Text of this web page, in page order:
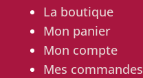
La boutique
Mon panier
Mon compte
Mes commandes